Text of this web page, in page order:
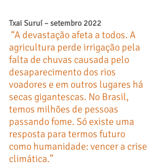
Txai Suruí – setembro 2022
“A devastação afeta a todos. A
agricultura perde irrigação pela
falta de chuvas causada pelo
desaparecimento dos rios
voadores e em outros lugares há
secas gigantescas. No Brasil,
temos milhões de pessoas
passando fome. Só existe uma
resposta para termos futuro
como humanidade: vencer a crise
climática.”